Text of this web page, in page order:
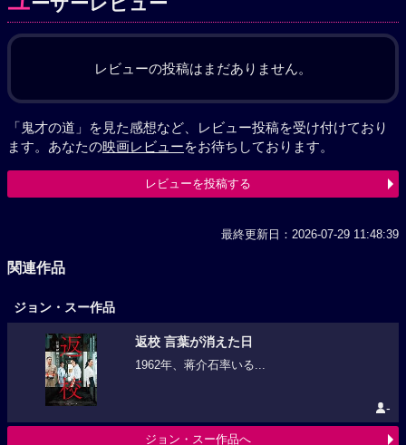
レビューの投稿はまだありません。
「鬼才の道」を見た感想など、レビュー投稿を受け付けており
ます。あなたの映画レビューをお待ちしております。
レビューを投稿する
最終更新日：2026-07-29 11:48:39
関連作品
ジョン・スー作品
返校 言葉が消えた日
1962年、蒋介石率いる...
-
ジョン・スー作品へ